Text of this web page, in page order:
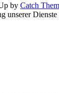
by Catch